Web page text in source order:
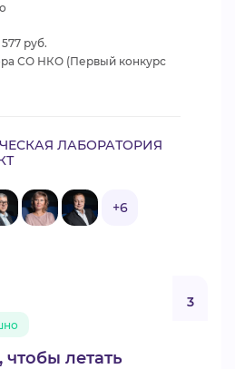
руб.
СО НКО (Первый конкурс
ЛАБОРАТОРИЯ
+6
летать
3